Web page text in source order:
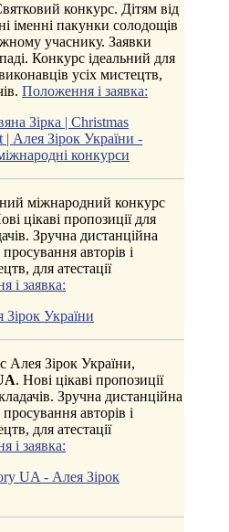
конкурс. Дітям від
іменні пакунки солодощів
учаснику. Заявки
Конкурс ідеальний для
усіх мистецтв,
Положення і заявка:
міжнародний конкурс
цікаві пропозиції для
Зручна дистанційна
авторів і
для атестації
і заявка:
Зірок України,
. Нові цікаві пропозиції
Зручна дистанційна
авторів і
для атестації
і заявка: